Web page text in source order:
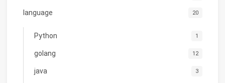
language 20
Python 1
golang 12
java 3